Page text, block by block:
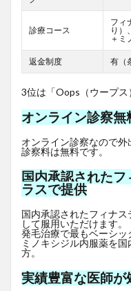
診療コース
フィ
り）
＋
返金制度 有（
3位は「Oops（ウープス
オンライン診察無
オンライン診察なので外
診察料は無料です。
国内承認された
ラスで提供
国内承認されたフィナ
して服用いただけます。
発毛治療で最もベーシッ
ミノキシジル内服薬を
方。
実績豊富な医師が